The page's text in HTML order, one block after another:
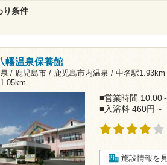
り条件
幡温泉保養館
/ 鹿児島市 / 鹿児島市内温泉 / 中名駅1.93km
■営業時間 10:00
■入浴料 460円～
施設情報を